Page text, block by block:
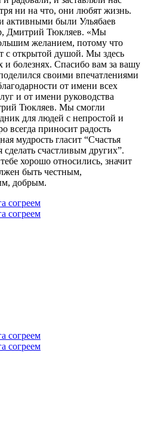
ни на что, они любят жизнь.
активными были Ульябаев
Дмитрий Тюкляев. «Мы
желанием, потому что
с открытой душой. Мы здесь
и болезнях. Спасибо вам за вашу
своими впечатлениями
от имени всех
и от имени руководства
Тюкляев. Мы смогли
для людей с непростой и
всегда приносит радость
мудрость гласит “Счастья
сделать счастливым других”.
хорошо относились, значит
быть честным,
добрым.